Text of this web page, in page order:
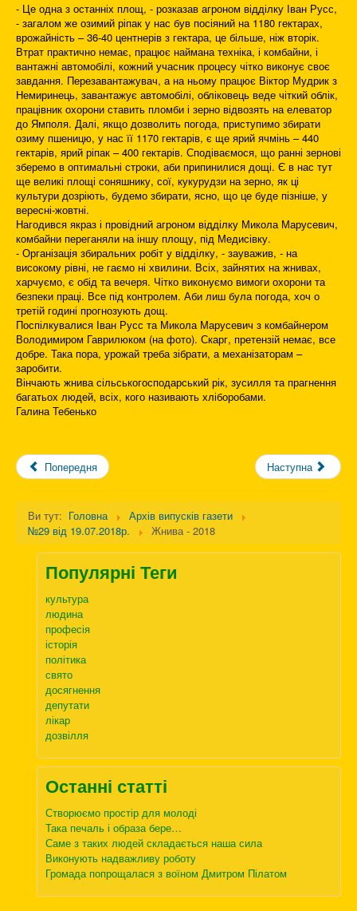
- Це одна з останніх площ, - розказав агроном відділку Іван Русс,
- загалом же озимий ріпак у нас був посіяний на 1180 гектарах,
врожайність – 36-40 центнерів з гектара, це більше, ніж вторік.
Втрат практично немає, працює наймана техніка, і комбайни, і
вантажні автомобілі, кожний учасник процесу чітко виконує своє
завдання. Перезавантажувач, а на ньому працює Віктор Мудрик з
Немиринець, завантажує автомобілі, обліковець веде чіткий облік,
працівник охорони ставить пломби і зерно відвозять на елеватор
до Ямполя. Далі, якщо дозволить погода, приступимо збирати
озиму пшеницю, у нас її 1170 гектарів, є ще ярий ячмінь – 440
гектарів, ярий ріпак – 400 гектарів. Сподіваємося, що ранні зернові
зберемо в оптимальні строки, аби припинилися дощі. Є в нас тут
ще великі площі соняшнику, сої, кукурудзи на зерно, як ці
культури дозріють, будемо збирати, ясно, що це буде пізніше, у
вересні-жовтні.
Нагодився якраз і провідний агроном відділку Микола Марусевич,
комбайни переганяли на іншу площу, під Медисівку.
- Організація збиральних робіт у відділку, - зауважив, - на
високому рівні, не гаємо ні хвилини. Всіх, зайнятих на жнивах,
харчуємо, є обід та вечеря. Чітко виконуємо вимоги охорони та
безпеки праці. Все під контролем. Аби лиш була погода, хоч о
третій годині прогнозують дощ.
Поспілкувалися Іван Русс та Микола Марусевич з комбайнером
Володимиром Гаврилюком (на фото). Скарг, претензій немає, все
добре. Така пора, урожай треба зібрати, а механізаторам –
заробити.
Вінчають жнива сільськогосподарський рік, зусилля та прагнення
багатьох людей, всіх, кого називають хліборобами.
Галина Тебенько
Попередня Наступна
Ви тут: Головна
Архів випусків газети
№29 від 19.07.2018р.
Жнива - 2018
Популярні Теги
культура
людина
професія
історія
політика
свято
досягнення
депутати
лікар
дозвілля
Останні статті
Створюємо простір для молоді
Така печаль і образа бере…
Саме з таких людей складається наша сила
Виконують надважливу роботу
Громада попрощалася з воїном Дмитром Пілатом